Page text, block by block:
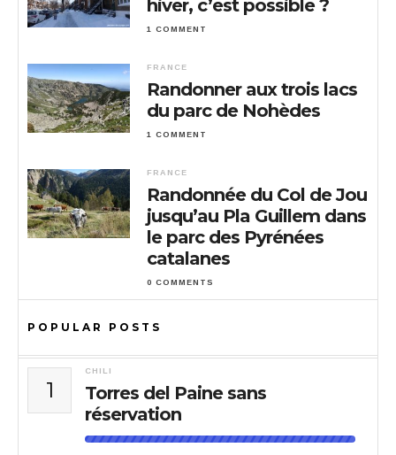
hiver, c’est possible ?
1 COMMENT
FRANCE
Randonner aux trois lacs
du parc de Nohèdes
1 COMMENT
FRANCE
Randonnée du Col de Jou
jusqu’au Pla Guillem dans
le parc des Pyrénées
catalanes
0 COMMENTS
POPULAR POSTS
1
CHILI
Torres del Paine sans
réservation